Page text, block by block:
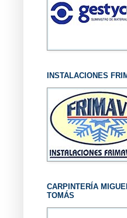
INSTALACIONES
CARPINTERÍA
TOMÁS